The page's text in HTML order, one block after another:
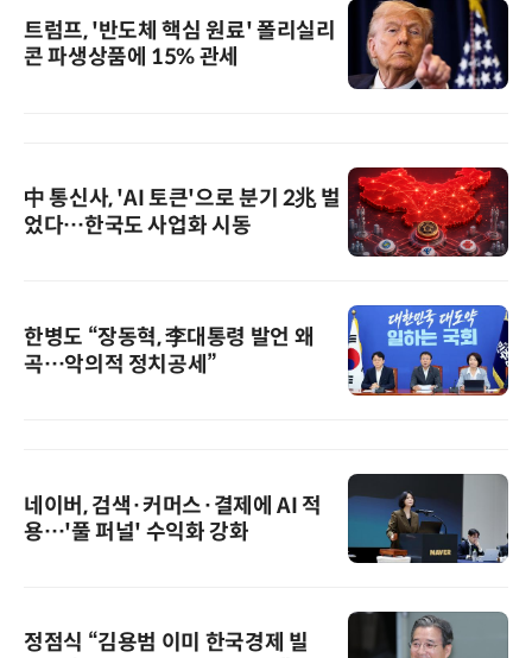
트럼프, '반도체 핵심 원료' 폴리실리
콘 파생상품에 15% 관세
中 통신사, 'AI 토큰'으로 분기 2兆 벌
었다…한국도 사업화 시동
한병도 “장동혁, 李대통령 발언 왜
곡…악의적 정치공세”
네이버, 검색·커머스·결제에 AI 적
용…'풀 퍼널' 수익화 강화
정점식 “김용범 이미 한국경제 빌